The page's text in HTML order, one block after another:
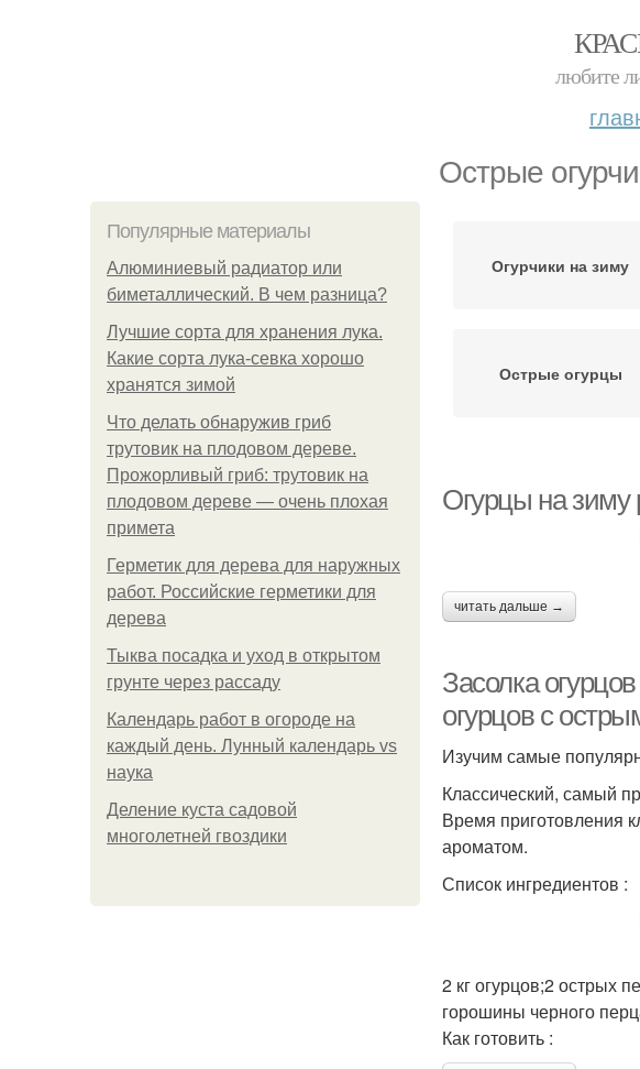
любите
Острые
Популярные материалы
Алюминиевый радиатор или
биметаллический. В чем разница?
Лучшие сорта для хранения лука.
Какие сорта лука-севка хорошо
хранятся зимой
Что делать обнаружив гриб
трутовик на плодовом дереве.
Прожорливый гриб: трутовик на
плодовом дереве — очень плохая
примета
Герметик для дерева для наружных
работ. Российские герметики для
дерева
Тыква посадка и уход в открытом
грунте через рассаду
Календарь работ в огороде на
каждый день. Лунный календарь vs
наука
Деление куста садовой
многолетней гвоздики
Огурчики на зиму
Острые огурцы
Огурцы на зиму
читать дальше →
Засолка
огурцов с
Изучим самые
Классический, самый
Время приготовления
ароматом.
Список ингредиентов :
2 кг огурцов;2 острых
горошины черного
Как готовить :